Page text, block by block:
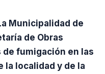
Municipalidad de
de Obras
fumigación en las
localidad y de la